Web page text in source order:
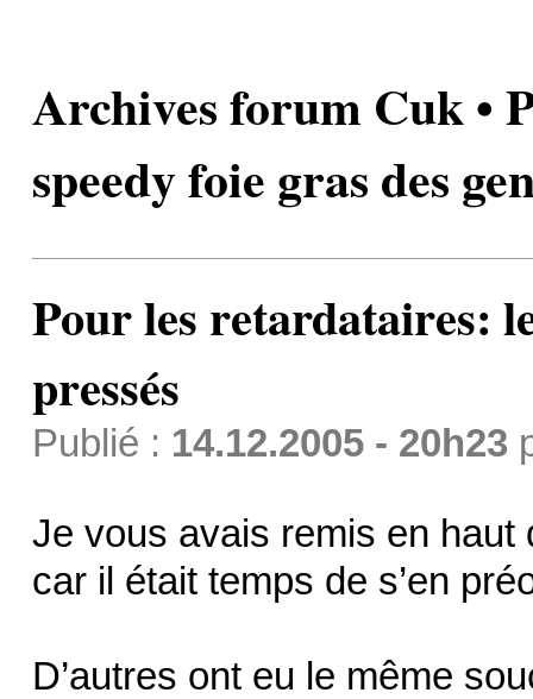
Archives forum Cuk •
speedy foie gras des
Pour les retardataires:
pressés
Publié : 14.12.2005 - 20h23
Je vous avais remis en haut
car il était temps de s’en
D’autres ont eu le même